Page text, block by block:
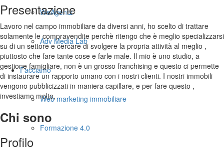
WeAgentz
Adv Media Lab
Facciamo
Web marketing immobiliare
Formazione 4.0
Presentazione
Lavoro nel campo immobiliare da diversi anni, ho scelto di trattare
solamente le compravendite perchè ritengo che è meglio specializzarsi
su di un settore e cercare di svolgere la propria attività al meglio ,
piuttosto che fare tante cose e farle male. Il mio è uno studio, a
gestione famigliare, non è un grosso franchising e questo ci permette
di instaurare un rapporto umano con i nostri clienti. I nostri immobili
vengono pubblicizzati in maniera capillare, e per fare questo ,
investiamo molto,
Chi sono
Profilo